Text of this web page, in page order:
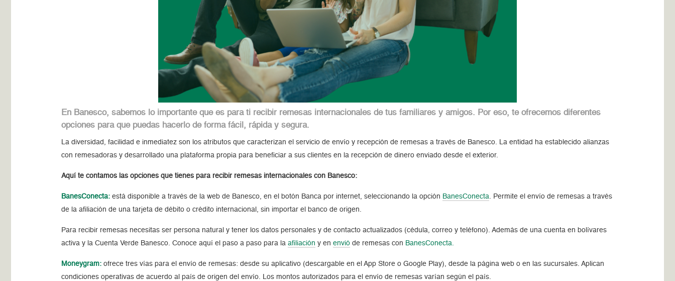
En Banesco, sabemos lo importante que es para ti recibir remesas internacionales de tus familiares y amigos. Por eso, te ofrecemos diferentes
opciones para que puedas hacerlo de forma fácil, rápida y segura.
La diversidad, facilidad e inmediatez son los atributos que caracterizan el servicio de envío y recepción de remesas a través de Banesco. La entidad ha establecido alianzas
con remesadoras y desarrollado una plataforma propia para beneficiar a sus clientes en la recepción de dinero enviado desde el exterior.
Aquí te contamos las opciones que tienes para recibir remesas internacionales con Banesco:
BanesConecta:está disponible a través de la web de Banesco, en el botón Banca por internet, seleccionando la opción BanesConecta . Permite el envío de remesas a través
de la afiliación de una tarjeta de débito o crédito internacional, sin importar el banco de origen.
Para recibir remesas necesitas ser persona natural y tener los datos personales y de contacto actualizados (cédula, correo y teléfono). Además de una cuenta en bolívares
activa y la Cuenta Verde Banesco.Conoce aquí el paso a paso para laafiliación y enenvió de remesas con BanesConecta.
Moneygram: ofrece tres vías para el envío de remesas: desde su aplicativo (descargable en el App Store o Google Play), desde la página web o en las sucursales. Aplican
condiciones operativas de acuerdo al país de origen del envío. Los montos autorizados para el envío de remesas varían según el país.